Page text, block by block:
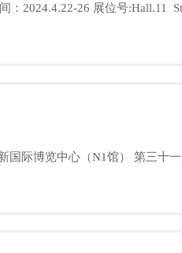
2024.4.22-26 展位号:Hall.11